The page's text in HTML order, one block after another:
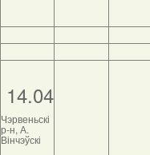
14.04
Чэрвеньскі
р-н, А.
Вінчэўскі